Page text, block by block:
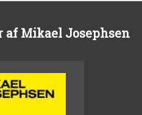
af Mikael Josephsen